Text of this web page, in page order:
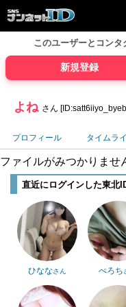
このユーザーとコンタ
新規登録
よね さん
プロフィール タイムラ
ファイルがみつかりませ
直近にログインした東北
ひななさん ぺろち